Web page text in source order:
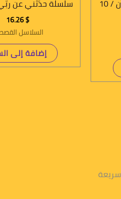
سلسلة الحيوانات في القرآن / 10
سلسلة حدّثني عن ربّي / 10
$
16.26
السلاسل
إضافة إلى